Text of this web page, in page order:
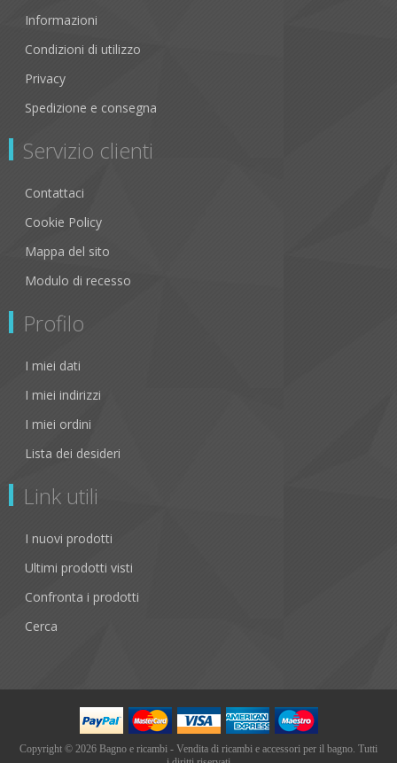
Informazioni
Condizioni di utilizzo
Privacy
Spedizione e consegna
Servizio clienti
Contattaci
Cookie Policy
Mappa del sito
Modulo di recesso
Profilo
I miei dati
I miei indirizzi
I miei ordini
Lista dei desideri
Link utili
I nuovi prodotti
Ultimi prodotti visti
Confronta i prodotti
Cerca
Copyright © 2026 Bagno e ricambi - Vendita di ricambi e accessori per il bagno. Tutti